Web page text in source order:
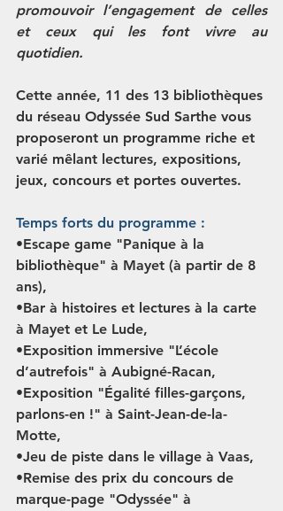
promouvoir l’engagement de celles
et ceux qui les font vivre au
quotidien.
Cette année, 11 des 13 bibliothèques
du réseau Odyssée Sud Sarthe vous
proposeront un programme riche et
varié mêlant lectures, expositions,
jeux, concours et portes ouvertes.
Temps forts du programme :
•Escape game "Panique à la
bibliothèque" à Mayet (à partir de 8
ans),
•Bar à histoires et lectures à la carte
à Mayet et Le Lude,
•Exposition immersive "L’école
d’autrefois" à Aubigné-Racan,
•Exposition "Égalité filles-garçons,
parlons-en !" à Saint-Jean-de-la-
Motte,
•Jeu de piste dans le village à Vaas,
•Remise des prix du concours de
marque-page "Odyssée" à